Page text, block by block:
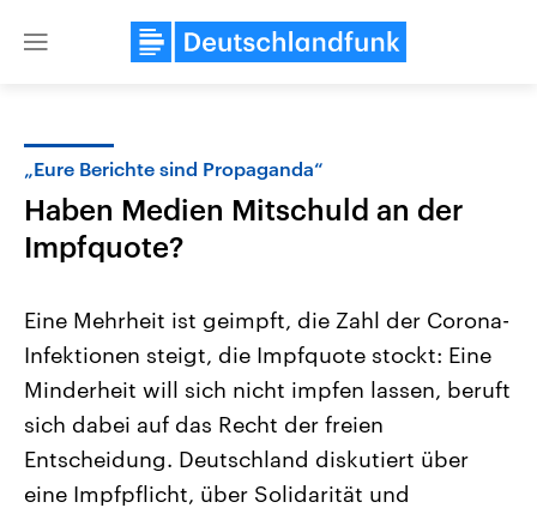
Close
Landtagswahl Sachsen-Anhalt
2026
Alle Informationen
Sachsen-Anhalt wählt am 6.
September 2026 einen neuen
USA
Aktuelle Beiträge,
Hintergründe
gehören die Vereinigten
„Eure Berichte sind Propaganda“
Haben Medien Mitschuld an der
Impfquote?
Eine Mehrheit ist geimpft, die Zahl der Corona-
Infektionen steigt, die Impfquote stockt: Eine
Minderheit will sich nicht impfen lassen, beruft
sich dabei auf das Recht der freien
Entscheidung. Deutschland diskutiert über
eine Impfpflicht, über Solidarität und